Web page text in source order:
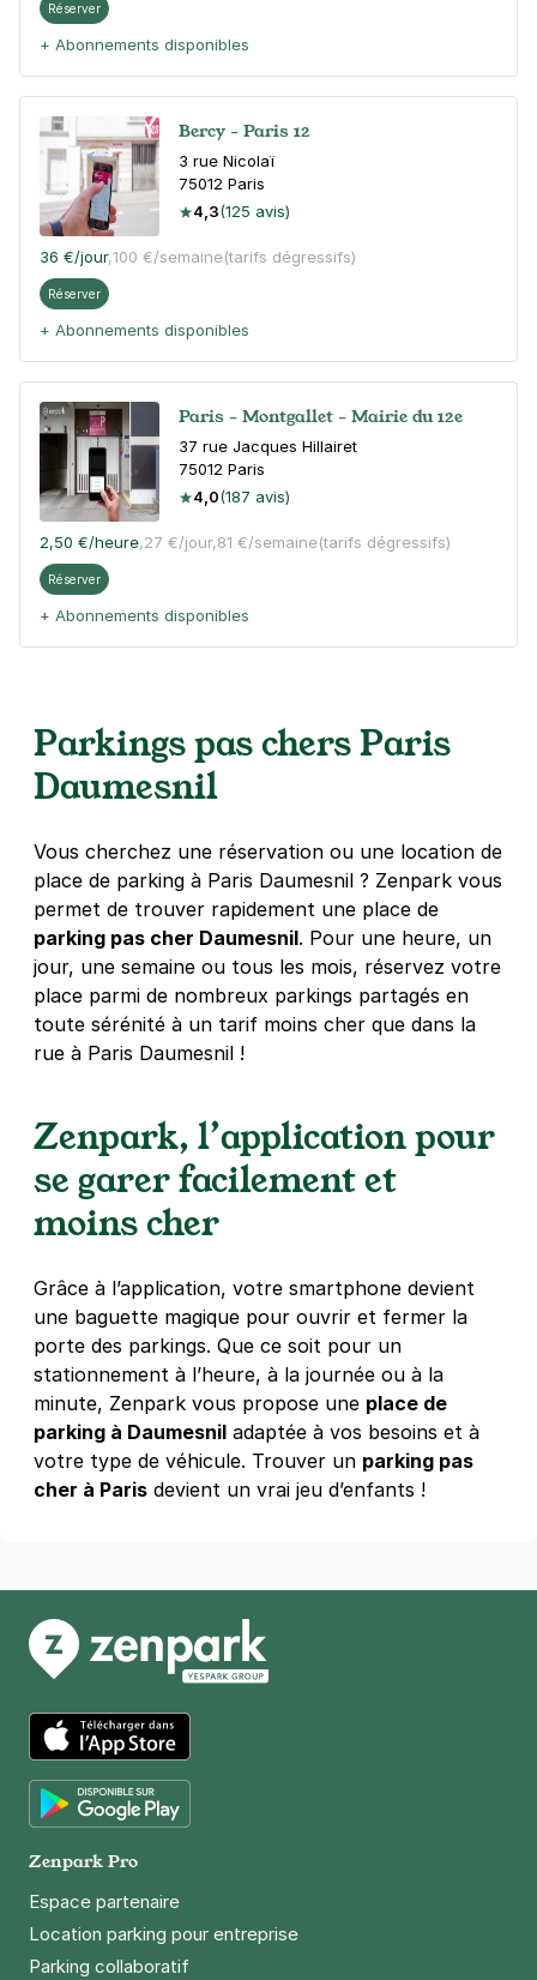
Réserver
+ Abonnements disponibles
Bercy - Paris 12
3 rue Nicolaï
75012 Paris
4,3(125 avis)
36 €/jour,100 €/semaine(tarifs dégressifs)
Réserver
+ Abonnements disponibles
Paris - Montgallet - Mairie du 12e
37 rue Jacques Hillairet
75012 Paris
4,0(187 avis)
2,50 €/heure,27 €/jour,81 €/semaine(tarifs dégressifs)
Réserver
+ Abonnements disponibles
8 rue Jorge Semprùn
75012Paris
4,5
+ Abonnements disponibles
Paris - Montgallet - Daumesnil
11 rue Montgallet
Réserver
+ Abonnements disponibles
162 rue Picpus
75012Paris
4,6(351 avis)
4 €/heure,36 €/jour,100 €/semaine(tarifs dégressifs)
Réserver
+ Abonnements disponibles
Reuilly
183 rue de Charenton
75012Paris
4,4(398 avis)
Réserver
Parkings pas chers Paris
Daumesnil
Vous cherchez une réservation ou une location de
place de parking à Paris Daumesnil ? Zenpark vous
permet de trouver rapidement une place de
parking pas cher Daumesnil. Pour une heure, un
jour, une semaine ou tous les mois, réservez votre
place parmi de nombreux parkings partagés en
toute sérénité à un tarif moins cher que dans la
rue à Paris Daumesnil !
Zenpark, l’application pour
se garer facilement et
moins cher
Grâce à l’application, votre smartphone devient
une baguette magique pour ouvrir et fermer la
porte des parkings. Que ce soit pour un
stationnement à l’heure, à la journée ou à la
minute, Zenpark vous propose une place de
parking à Daumesnil adaptée à vos besoins et à
votre type de véhicule. Trouver un parking pas
cher à Paris devient un vrai jeu d’enfants !
App Store
Zenpark Pro
Espace partenaire
Location parking pour entreprise
Parking collaboratif